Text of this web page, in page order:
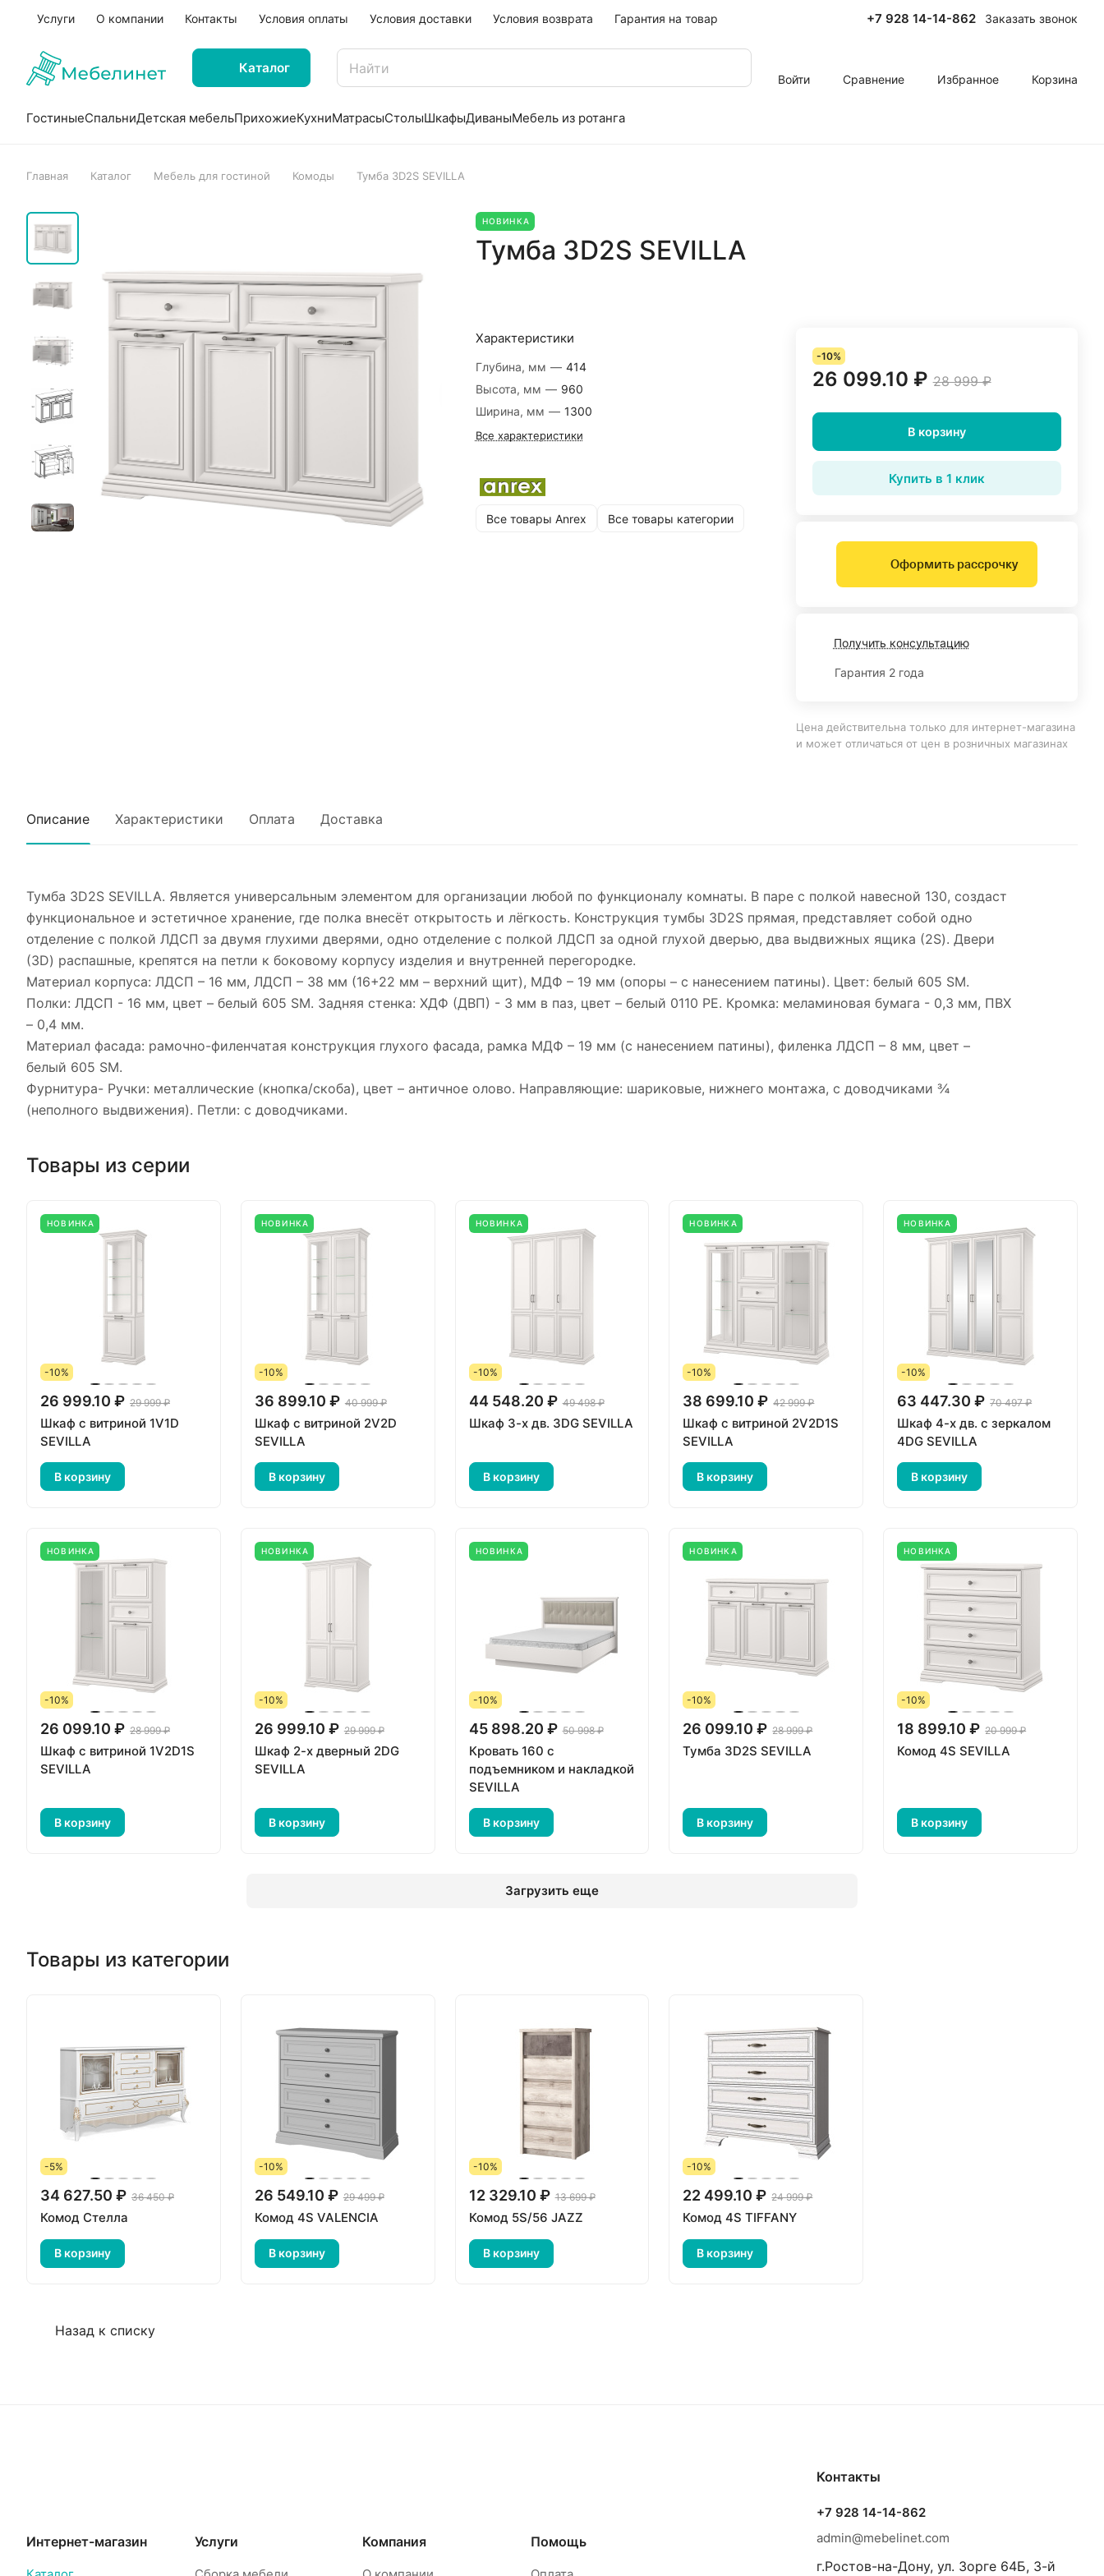
Услуги О компании Контакты Условия оплаты Условия доставки Условия возврата Гарантия на товар +7 928 14-14-862 Заказать звонок
Каталог
Войти Сравнение Избранное Корзина
ГостиныеСпальниДетская мебельПрихожиеКухниМатрасыСтолыШкафыДиваныМебель из ротанга
Главная Каталог Мебель для гостиной Комоды Тумба 3D2S SEVILLA
НОВИНКА
Тумба 3D2S SEVILLA
Характеристики
Глубина, мм — 414
Высота, мм — 960
Ширина, мм — 1300
Все характеристики
Все товары Anrex Все товары категории
-10%
26 099.10 ₽ 28 999 ₽
В корзину
Купить в 1 клик
Оформить рассрочку
Получить консультацию
Гарантия 2 года
Цена действительна только для интернет-магазина
и может отличаться от цен в розничных магазинах
Описание Характеристики Оплата Доставка
Тумба 3D2S SEVILLA. Является универсальным элементом для организации любой по функционалу комнаты. В паре с полкой навесной 130, создаст
функциональное и эстетичное хранение, где полка внесёт открытость и лёгкость. Конструкция тумбы 3D2S прямая, представляет собой одно
отделение с полкой ЛДСП за двумя глухими дверями, одно отделение с полкой ЛДСП за одной глухой дверью, два выдвижных ящика (2S). Двери
(3D) распашные, крепятся на петли к боковому корпусу изделия и внутренней перегородке.
Материал корпуса: ЛДСП – 16 мм, ЛДСП – 38 мм (16+22 мм – верхний щит), МДФ – 19 мм (опоры – с нанесением патины). Цвет: белый 605 SM.
Полки: ЛДСП - 16 мм, цвет – белый 605 SM. Задняя стенка: ХДФ (ДВП) - 3 мм в паз, цвет – белый 0110 PE. Кромка: меламиновая бумага - 0,3 мм, ПВХ
– 0,4 мм.
Материал фасада: рамочно-филенчатая конструкция глухого фасада, рамка МДФ – 19 мм (с нанесением патины), филенка ЛДСП – 8 мм, цвет –
белый 605 SM.
Фурнитура- Ручки: металлические (кнопка/скоба), цвет – античное олово. Направляющие: шариковые, нижнего монтажа, с доводчиками ¾
(неполного выдвижения). Петли: с доводчиками.
Товары из серии
НОВИНКА
-10%
26 999.10 ₽ 29 999 ₽
Шкаф с витриной 1V1D
SEVILLA
В корзину
НОВИНКА
-10%
36 899.10 ₽ 40 999 ₽
Шкаф с витриной 2V2D
SEVILLA
В корзину
НОВИНКА
-10%
44 548.20 ₽ 49 498 ₽
Шкаф 3-х дв. 3DG SEVILLA
В корзину
НОВИНКА
-10%
38 699.10 ₽ 42 999 ₽
Шкаф с витриной 2V2D1S
SEVILLA
В корзину
НОВИНКА
-10%
63 447.30 ₽ 70 497 ₽
Шкаф 4-х дв. с зеркалом
4DG SEVILLA
В корзину
НОВИНКА
-10%
26 099.10 ₽ 28 999 ₽
Шкаф с витриной 1V2D1S
SEVILLA
В корзину
НОВИНКА
-10%
26 999.10 ₽ 29 999 ₽
Шкаф 2-х дверный 2DG
SEVILLA
В корзину
НОВИНКА
-10%
45 898.20 ₽ 50 998 ₽
Кровать 160 с
подъемником и накладкой
SEVILLA
В корзину
НОВИНКА
-10%
26 099.10 ₽ 28 999 ₽
Тумба 3D2S SEVILLA
В корзину
НОВИНКА
-10%
18 899.10 ₽ 20 999 ₽
Комод 4S SEVILLA
В корзину
Загрузить еще
Товары из категории
-5%
34 627.50 ₽ 36 450 ₽
Комод Стелла
В корзину
-10%
26 549.10 ₽ 29 499 ₽
Комод 4S VALENCIA
В корзину
-10%
12 329.10 ₽ 13 699 ₽
Комод 5S/56 JAZZ
В корзину
-10%
22 499.10 ₽ 24 999 ₽
Комод 4S TIFFANY
В корзину
Назад к списку
Интернет-магазин Услуги Компания Помощь
Контакты
+7 928 14-14-862
admin@mebelinet.com
г.Ростов-на-Дону, ул. Зорге 64Б, 3-й